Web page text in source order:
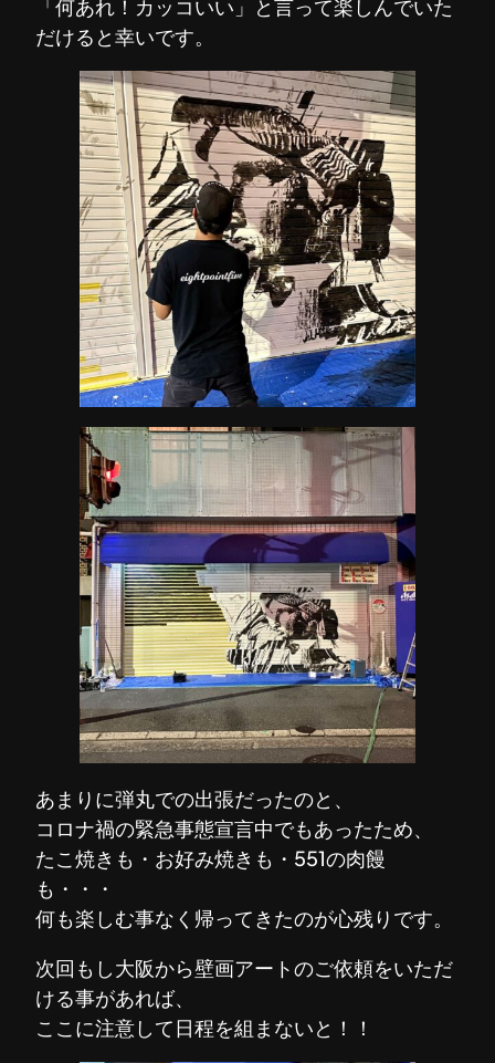
「何あれ！カッコいい」と言って楽しんでいた
だけると幸いです。
あまりに弾丸での出張だったのと、
コロナ禍の緊急事態宣言中でもあったため、
たこ焼きも・お好み焼きも・551の肉饅
も・・・
何も楽しむ事なく帰ってきたのが心残りです。
次回もし大阪から壁画アートのご依頼をいただ
ける事があれば、
ここに注意して日程を組まないと！！